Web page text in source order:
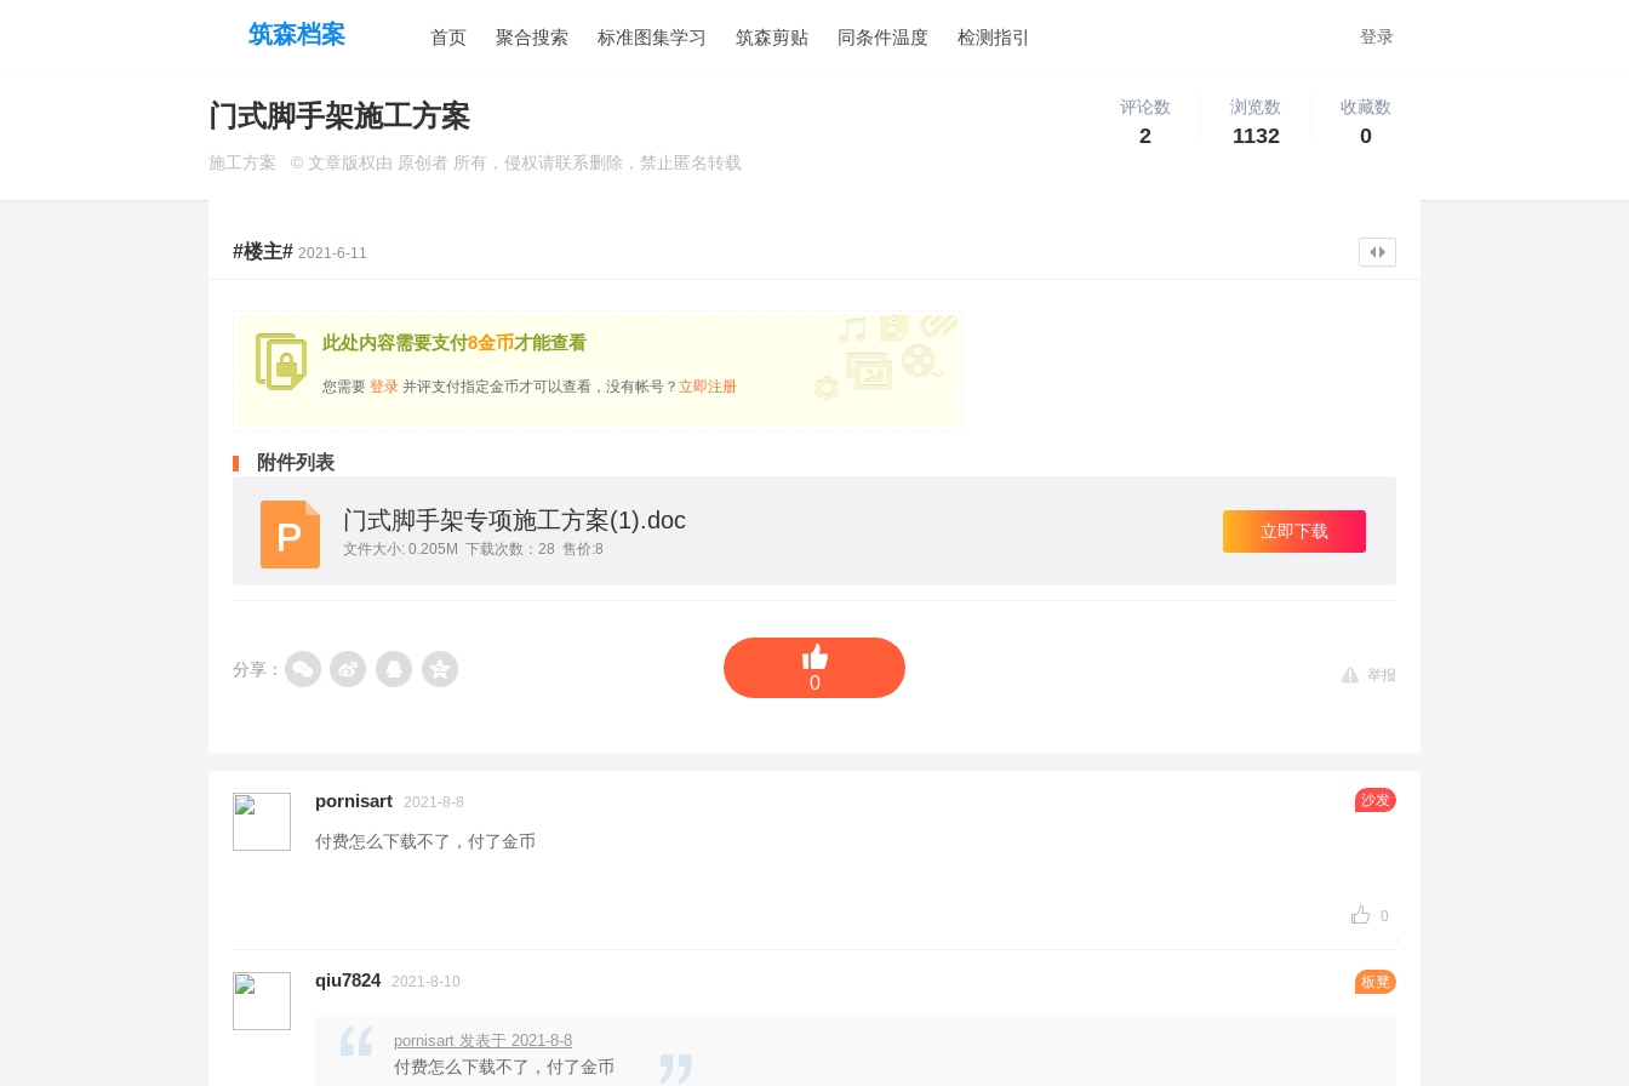
筑森档案 首页 聚合搜索 标准图集学习 筑森剪贴 同条件温度 检测指引 登录
门式脚手架施工方案
施工方案 © 文章版权由 原创者 所有，侵权请联系删除，禁止匿名转载
评论数
2
浏览数
1132
收藏数
0
#楼主# 2021-6-11
此处内容需要支付8金币才能查看
您需要 登录 并评支付指定金币才可以查看，没有帐号？ 立即注册
附件列表
门式脚手架专项施工方案(1).doc
文件大小: 0.205M 下载次数：28 售价:8
立即下载
分享：
0 举报
沙发
pornisart 2021-8-8
付费怎么下载不了，付了金币
0
板凳
qiu7824 2021-8-10
pornisart 发表于 2021-8-8
付费怎么下载不了，付了金币